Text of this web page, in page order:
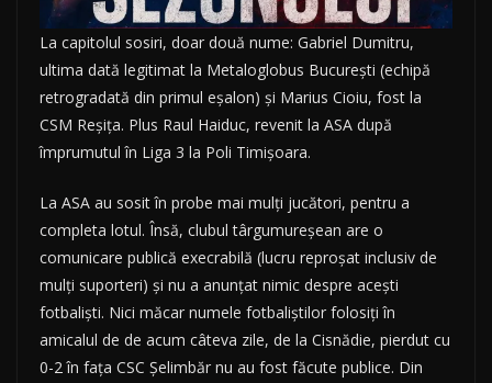
La capitolul sosiri, doar două nume: Gabriel Dumitru,
ultima dată legitimat la Metaloglobus București (echipă
retrogradată din primul eșalon) și Marius Cioiu, fost la
CSM Reșița. Plus Raul Haiduc, revenit la ASA după
împrumutul în Liga 3 la Poli Timișoara.
La ASA au sosit în probe mai mulți jucători, pentru a
completa lotul. Însă, clubul târgumureșean are o
comunicare publică execrabilă (lucru reproșat inclusiv de
mulți suporteri) și nu a anunțat nimic despre acești
fotbaliști. Nici măcar numele fotbaliștilor folosiți în
amicalul de de acum câteva zile, de la Cisnădie, pierdut cu
0-2 în fața CSC Șelimbăr nu au fost făcute publice. Din